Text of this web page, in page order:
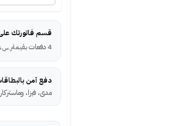
قسم فاتورتك على 4
4 دفعات بقيمة
ر.س
دفع آمن
مدى، فيزا،